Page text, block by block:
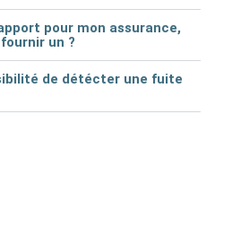
pour mon assurance,
un ?
de détécter une fuite